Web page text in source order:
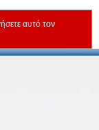
αυτό τον